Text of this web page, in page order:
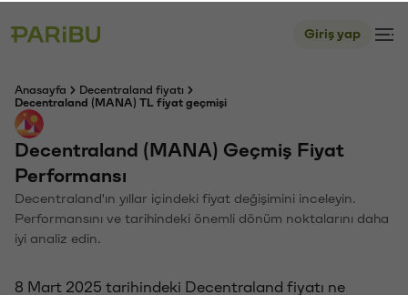
Giriş yap
Anasayfa
Decentraland fiyatı
Decentraland (MANA) TL fiyat geçmişi
Decentraland (MANA) Geçmiş Fiyat
Performansı
Decentraland'ın yıllar içindeki fiyat değişimini inceleyin.
Performansını ve tarihindeki önemli dönüm noktalarını daha
iyi analiz edin.
8 Mart 2025 tarihindeki Decentraland fiyatı ne